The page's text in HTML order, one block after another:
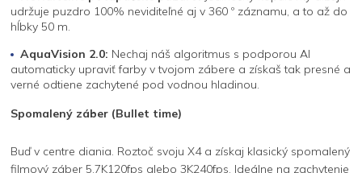
udržuje puzdro 100% neviditeľné aj v 360 º záznamu, a to až do
hĺbky 50 m.
AquaVision 2.0: Nechaj náš algoritmus s podporou AI
automaticky upraviť farby v tvojom zábere a získaš tak presné a
verné odtiene zachytené pod vodnou hladinou.
Spomalený záber (Bullet time)
Buď v centre diania. Roztoč svoju X4 a získaj klasický spomalený
filmový záber 5,7K120fps alebo 3K240fps. Ideálne na zachytenie